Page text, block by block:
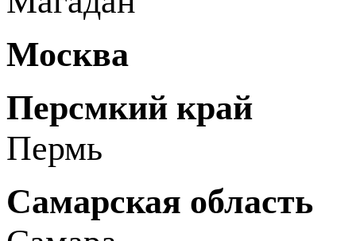
Москва
Персмкий край
Пермь
Самарская область